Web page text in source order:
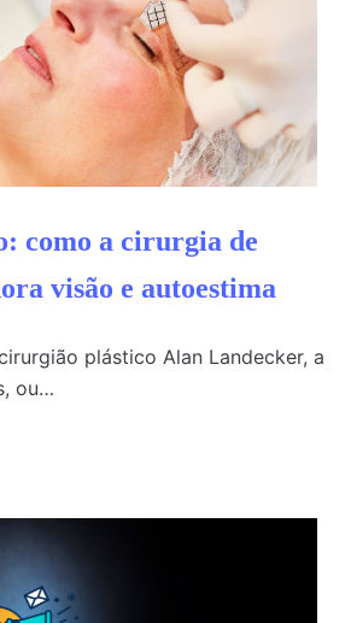
como a cirurgia de
visão e autoestima
plástico Alan Landecker, a
ou…